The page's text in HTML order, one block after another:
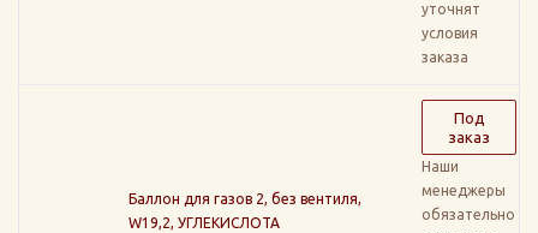
уточнят
условия
заказа
Баллон для газов 2, без вентиля,
W19,2, УГЛЕКИСЛОТА
Под
заказ
Наши
менеджеры
обязательно